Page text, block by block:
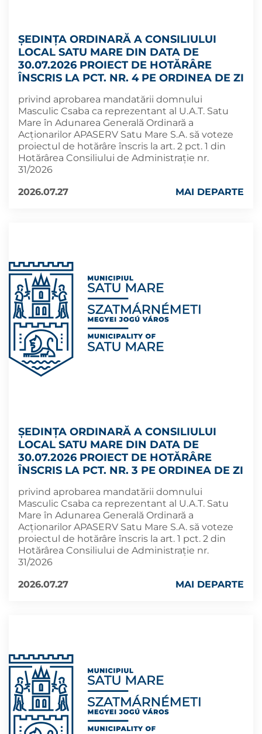
ȘEDINȚA ORDINARĂ A CONSILIULUI
LOCAL SATU MARE DIN DATA DE
30.07.2026 PROIECT DE HOTĂRÂRE
ÎNSCRIS LA PCT. NR. 4 PE ORDINEA DE ZI
privind aprobarea mandatării domnului
Masculic Csaba ca reprezentant al U.A.T. Satu
Mare în Adunarea Generală Ordinară a
Acţionarilor APASERV Satu Mare S.A. să voteze
proiectul de hotărâre înscris la art. 2 pct. 1 din
Hotărârea Consiliului de Administraţie nr.
31/2026
2026.07.27
MAI DEPARTE
ȘEDINȚA ORDINARĂ A CONSILIULUI
LOCAL SATU MARE DIN DATA DE
30.07.2026 PROIECT DE HOTĂRÂRE
ÎNSCRIS LA PCT. NR. 3 PE ORDINEA DE ZI
privind aprobarea mandatării domnului
Masculic Csaba ca reprezentant al U.A.T. Satu
Mare în Adunarea Generală Ordinară a
Acţionarilor APASERV Satu Mare S.A. să voteze
proiectul de hotărâre înscris la art. 1 pct. 2 din
Hotărârea Consiliului de Administraţie nr.
31/2026
2026.07.27
MAI DEPARTE